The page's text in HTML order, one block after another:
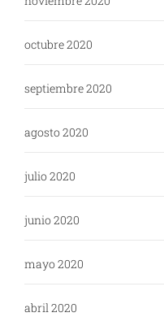
octubre 2020
septiembre 2020
agosto 2020
julio 2020
junio 2020
mayo 2020
abril 2020